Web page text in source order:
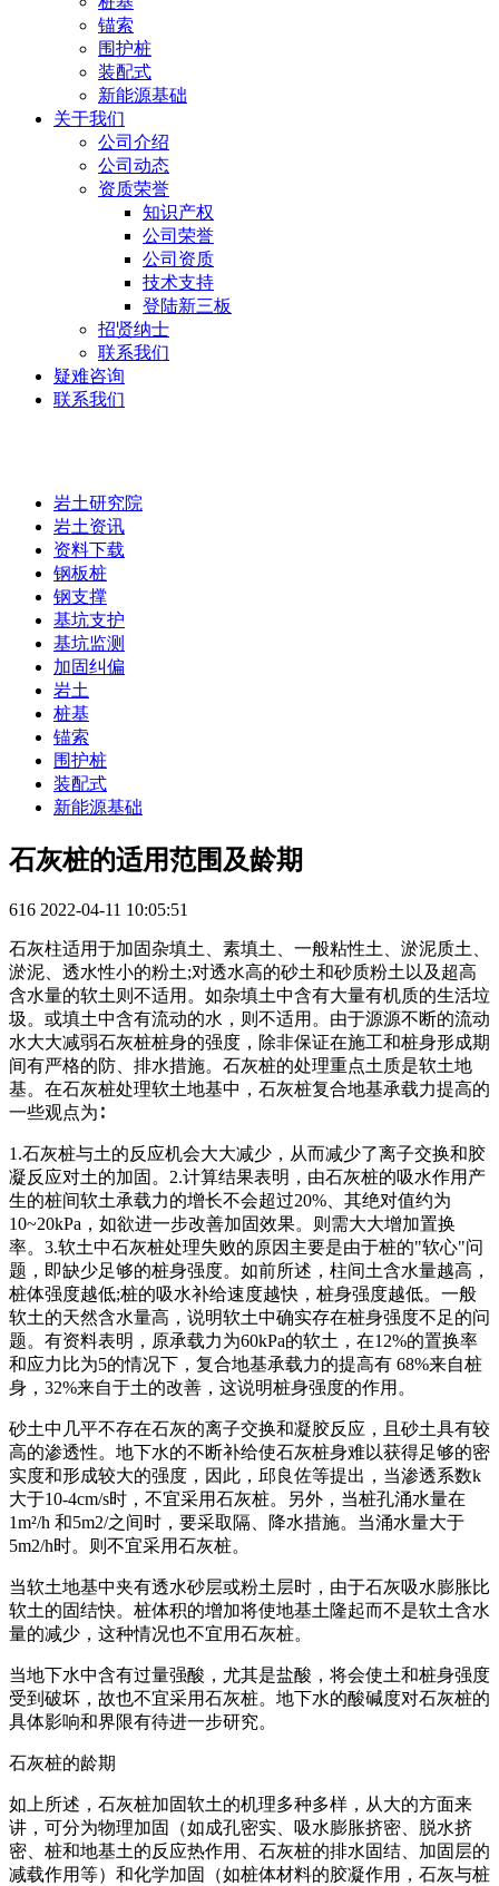
锚索
围护桩
装配式
新能源基础
关于我们
公司介绍
公司动态
资质荣誉
知识产权
公司荣誉
公司资质
技术支持
登陆新三板
招贤纳士
联系我们
疑难咨询
联系我们
岩土研究院
岩土资讯
资料下载
钢板桩
钢支撑
基坑支护
基坑监测
加固纠偏
岩土
桩基
锚索
围护桩
装配式
新能源基础
石灰桩的适用范围及龄期
616 2022-04-11 10:05:51
石灰柱适用于加固杂填土、素填土、一般粘性土、淤泥质土、
淤泥、透水性小的粉土;对透水高的砂土和砂质粉土以及超高
含水量的软土则不适用。如杂填土中含有大量有机质的生活垃
圾。或填土中含有流动的水，则不适用。由于源源不断的流动
水大大减弱石灰桩桩身的强度，除非保证在施工和桩身形成期
间有严格的防、排水措施。石灰桩的处理重点土质是软土地
基。在石灰桩处理软土地基中，石灰桩复合地基承载力提高的
一些观点为∶
1.石灰桩与土的反应机会大大减少，从而减少了离子交换和胶
凝反应对土的加固。2.计算结果表明，由石灰桩的吸水作用产
生的桩间软土承载力的增长不会超过20%、其绝对值约为
10~20kPa，如欲进一步改善加固效果。则需大大增加置换
率。3.软土中石灰桩处理失败的原因主要是由于桩的"软心"问
题，即缺少足够的桩身强度。如前所述，柱间土含水量越高，
桩体强度越低;桩的吸水补给速度越快，桩身强度越低。一般
软土的天然含水量高，说明软土中确实存在桩身强度不足的问
题。有资料表明，原承载力为60kPa的软土，在12%的置换率
和应力比为5的情况下，复合地基承载力的提高有 68%来自桩
身，32%来自于土的改善，这说明桩身强度的作用。
砂土中几平不存在石灰的离子交换和凝胶反应，且砂土具有较
高的渗透性。地下水的不断补给使石灰桩身难以获得足够的密
实度和形成较大的强度，因此，邱良佐等提出，当渗透系数k
大于10-4cm/s时，不宜采用石灰桩。另外，当桩孔涌水量在
1m²/h 和5m2/之间时，要采取隔、降水措施。当涌水量大于
5m2/h时。则不宜采用石灰桩。
当软土地基中夹有透水砂层或粉土层时，由于石灰吸水膨胀比
软土的固结快。桩体积的增加将使地基土隆起而不是软土含水
量的减少，这种情况也不宜用石灰桩。
当地下水中含有过量强酸，尤其是盐酸，将会使土和桩身强度
受到破坏，故也不宜采用石灰桩。地下水的酸碱度对石灰桩的
具体影响和界限有待进一步研究。
石灰桩的龄期
如上所述，石灰桩加固软土的机理多种多样，从大的方面来
讲，可分为物理加固（如成孔密实、吸水膨胀挤密、脱水挤
密、桩和地基土的反应热作用、石灰桩的排水固结、加固层的
减载作用等）和化学加固（如桩体材料的胶凝作用，石灰与桩